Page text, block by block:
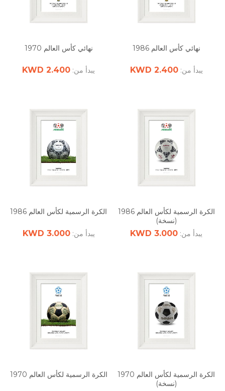
نهائي كأس العالم 1986
يبدأ من:2.400 KWD
نهائي كأس العالم 1970
يبدأ من: 2.400 KWD
الكرة الرسمية لكأس العالم 1986
(نسخة)
يبدأ من: 3.000 KWD
الكرة الرسمية لكأس العالم 1986
يبدأ من:3.000 KWD
الكرة الرسمية لكأس العالم 1970
(نسخة)
الكرة الرسمية لكأس العالم 1970